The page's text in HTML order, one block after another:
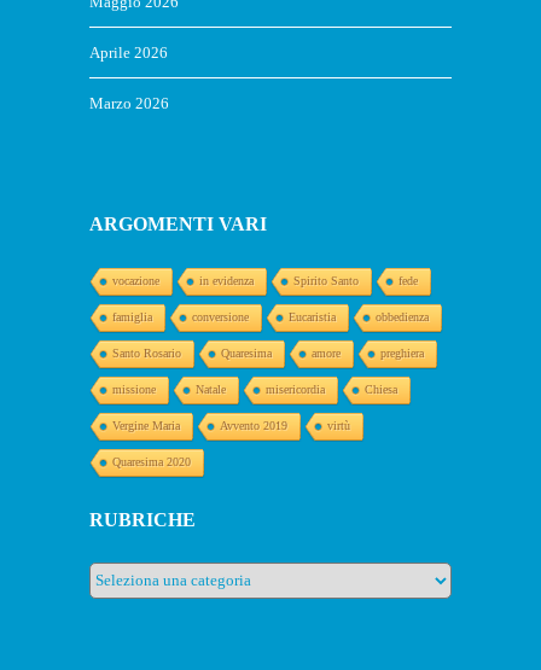
Aprile 2026
Marzo 2026
ARGOMENTI VARI
vocazione in evidenza Spirito Santo fede
famiglia conversione Eucaristia obbedienza
Santo Rosario Quaresima amore preghiera
missione Natale misericordia Chiesa
Vergine Maria Avvento 2019 virtù
Quaresima 2020
RUBRICHE
Rubriche